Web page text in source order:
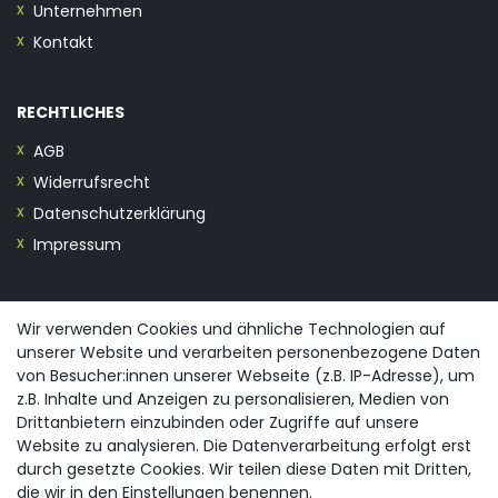
Unternehmen
Kontakt
RECHTLICHES
AGB
Widerrufsrecht
Datenschutzerklärung
Impressum
0355/28913230
info@spreewald-praesente.de
Gubener Straße 19, 03042 Cottbus
Wir verwenden Cookies und ähnliche Technologien auf
unserer Website und verarbeiten personenbezogene Daten
von Besucher:innen unserer Webseite (z.B. IP-Adresse), um
z.B. Inhalte und Anzeigen zu personalisieren, Medien von
Drittanbietern einzubinden oder Zugriffe auf unsere
Website zu analysieren. Die Datenverarbeitung erfolgt erst
durch gesetzte Cookies. Wir teilen diese Daten mit Dritten,
die wir in den Einstellungen benennen.